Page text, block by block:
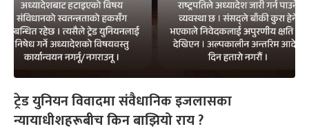
ट्रेड युनियन विवादमा संवैधानिक इजलासका
न्यायाधीशहरूबीच किन बाझियो राय ?